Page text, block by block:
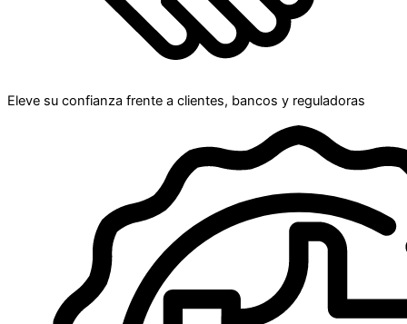
Eleve su confianza frente a clientes, bancos y reguladoras